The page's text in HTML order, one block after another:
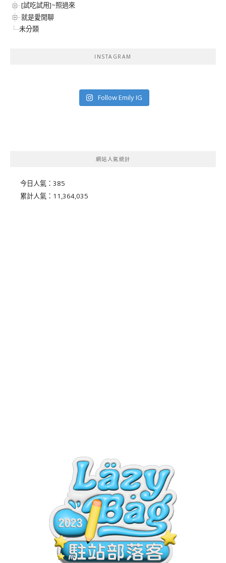
[試吃試用]~照過來
就是愛閒聊
未分類
INSTAGRAM
Follow Emily IG
網站人氣統計
今日人氣： 385
累計人氣： 11,364,035